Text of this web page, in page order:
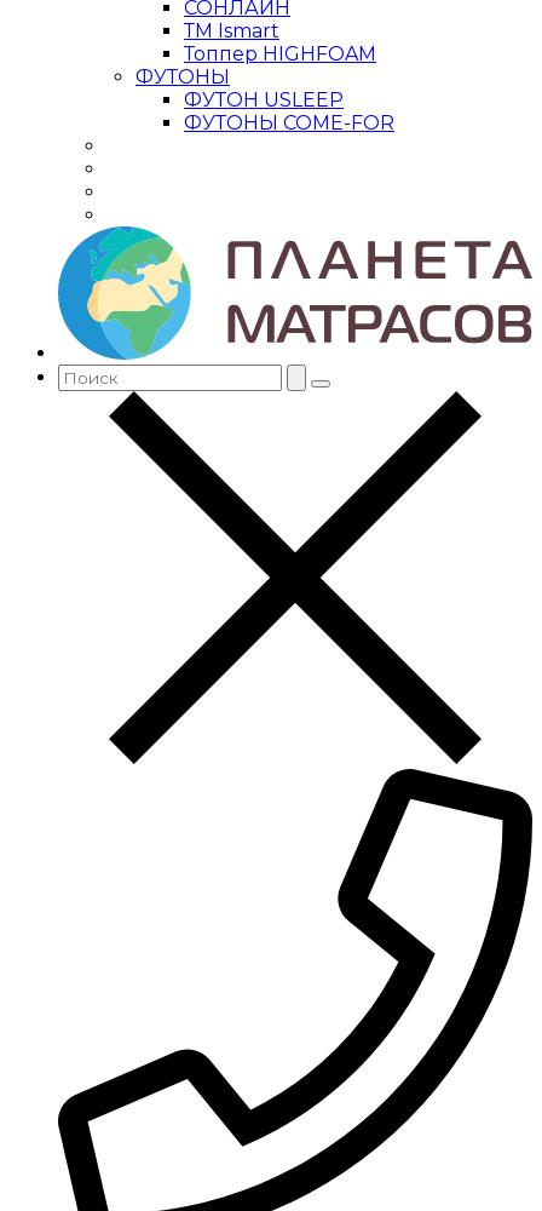
СОНЛАЙН
ТМ Ismart
Топпер HIGHFOAM
ФУТОНЫ
ФУТОН USLEEP
ФУТОНЫ COME-FOR